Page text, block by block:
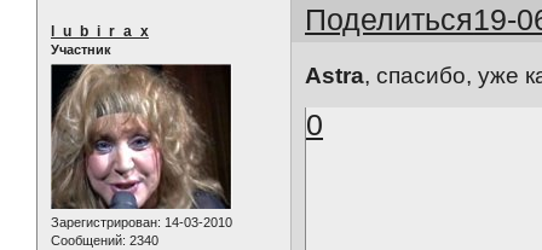
Поделиться19-
l_u_b_i_r_a_x
Участник
Зарегистрирован: 14-03-2010
Сообщений: 2340
Astra, спасибо, уже
0